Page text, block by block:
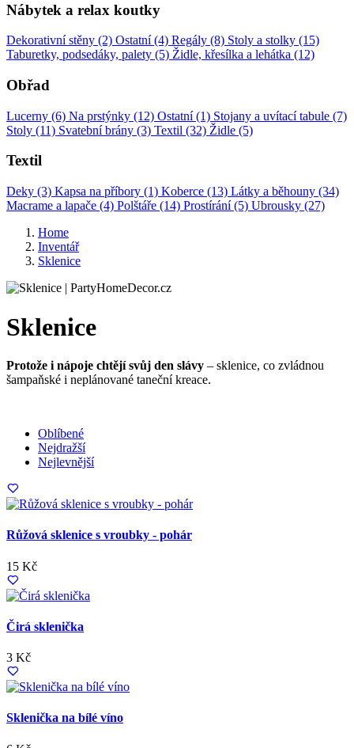
Nábytek a relax koutky
Dekorativní stěny (2) Ostatní (4) Regály (8) Stoly a stolky (15)
Taburetky, podsedáky, palety (5) Židle, křesílka a lehátka (12)
Obřad
Lucerny (6) Na prstýnky (12) Ostatní (1) Stojany a uvítací tabule (7)
Stoly (11) Svatební brány (3) Textil (32) Židle (5)
Textil
Deky (3) Kapsa na příbory (1) Koberce (13) Látky a běhouny (34)
Macrame a lapače (4) Polštáře (14) Prostírání (5) Ubrousky (27)
Home
Inventář
Sklenice
Sklenice
Protože i nápoje chtějí svůj den slávy – sklenice, co zvládnou
šampaňské i neplánované taneční kreace.
Oblíbené
Nejdražší
Nejlevnější
Růžová sklenice s vroubky - pohár
15 Kč
Čirá sklenička
3 Kč
Sklenička na bílé víno